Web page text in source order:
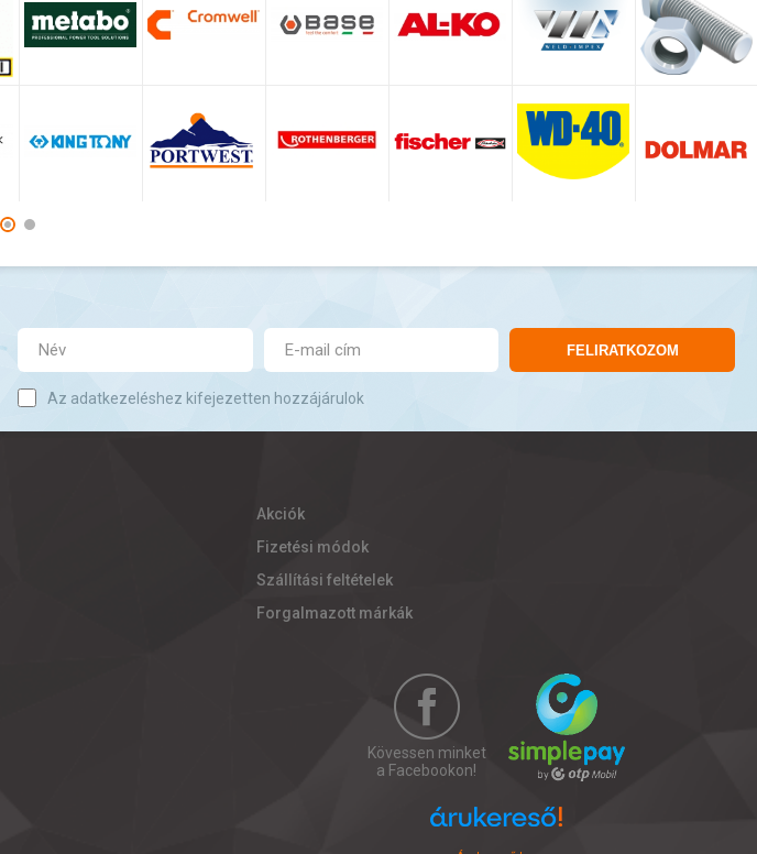
FELIRATKOZOM
Az adatkezeléshez kifejezetten hozzájárulok
Akciók
Fizetési módok
Szállítási feltételek
Forgalmazott márkák
Kövessen minket
a Facebookon!